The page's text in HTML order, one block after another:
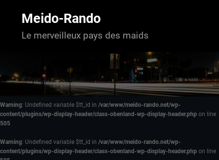
Meido-Rando
Le merveilleux pays des maids
Warning: Undefined variable $tt_id in /var/www/meido-rando.net/wp-
content/plugins/wp-display-header/class-obenland-wp-display-header.php on line
505
Warning: Undefined variable $tt_id in /var/www/meido-rando.net/wp-
content/plugins/wp-display-header/class-obenland-wp-display-header.php on line